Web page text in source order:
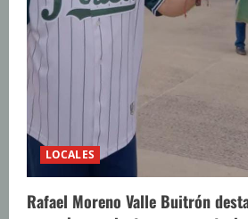
LOCALES
Rafael Moreno Valle Buitrón